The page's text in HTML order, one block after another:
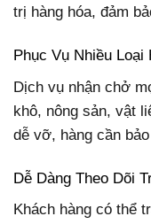
trị hàng hóa, đảm
Phục Vụ Nhiều Loại
Dịch vụ nhận chở
khô, nông sản, vật
dễ vỡ, hàng cần
Dễ Dàng Theo Dõi
Khách hàng có thể